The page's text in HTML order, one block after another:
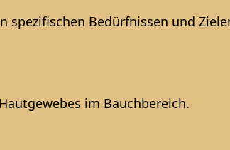
Bedürfnissen und
im Bauchbereich.